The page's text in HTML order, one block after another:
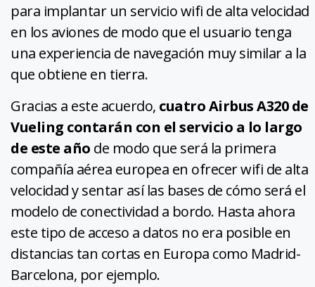
para implantar un servicio wifi de alta velocidad
en los aviones de modo que el usuario tenga
una experiencia de navegación muy similar a la
que obtiene en tierra.
Gracias a este acuerdo, cuatro Airbus A320 de
Vueling contarán con el servicio a lo largo
de este año de modo que será la primera
compañía aérea europea en ofrecer wifi de alta
velocidad y sentar así las bases de cómo será el
modelo de conectividad a bordo. Hasta ahora
este tipo de acceso a datos no era posible en
distancias tan cortas en Europa como Madrid-
Barcelona, por ejemplo.